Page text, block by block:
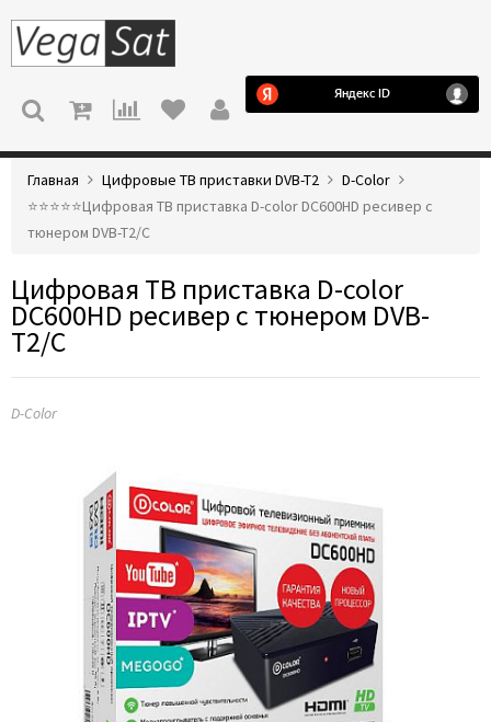
МЕНЮ
Главная Цифровые ТВ приставки DVB-T2
D-Color
⭐️⭐️⭐️⭐️⭐️Цифровая ТВ приставка D-color DC600HD ресивер с
тюнером DVB-T2/C
Цифровая ТВ приставка D-color
DC600HD ресивер с тюнером DVB-
T2/C
D-Color